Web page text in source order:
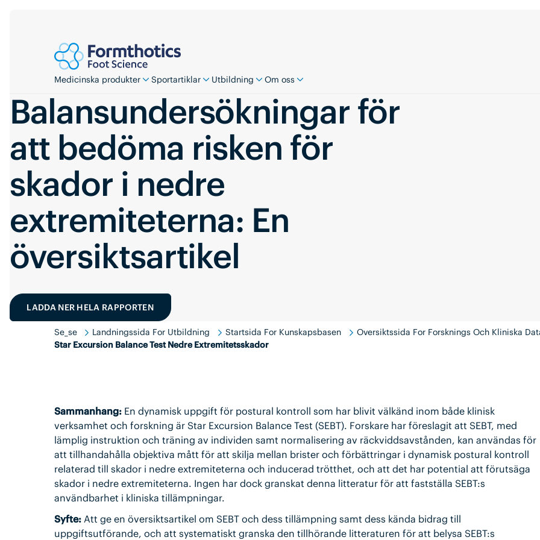
Medicinska produkter Sportartiklar Utbildning Om oss
Balansundersökningar för
att bedöma risken för
skador i nedre
extremiteterna: En
översiktsartikel
LADDA NER HELA RAPPORTEN
Se_se Landningssida For Utbildning Startsida For Kunskapsbasen
Oversiktssida For Forsknings Och Kliniska
Star Excursion Balance Test Nedre Extremitetsskador
Sammanhang:En dynamisk uppgift för postural kontroll som har blivit välkänd inom både klinisk
verksamhet och forskning är Star Excursion Balance Test (SEBT). Forskare har föreslagit att SEBT, med
lämplig instruktion och träning av individen samt normalisering av räckviddsavstånden, kan användas för
att tillhandahålla objektiva mått för att skilja mellan brister och förbättringar i dynamisk postural kontroll
relaterad till skador i nedre extremiteterna och inducerad trötthet, och att det har potential att förutsäga
skador i nedre extremiteterna. Ingen har dock granskat denna litteratur för att fastställa SEBT:s
användbarhet i kliniska tillämpningar.
Syfte:Att ge en översiktsartikel om SEBT och dess tillämpning samt dess kända bidrag till
uppgiftsutförande, och att systematiskt granska den tillhörande litteraturen för att belysa SEBT:s